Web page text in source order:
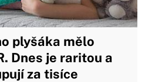
plyšáka mělo
Dnes je raritou a
za tisíce